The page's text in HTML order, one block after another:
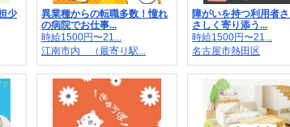
少
異業種からの転職多数！憧れ
の病院でお仕事...
時給1500円〜21...
江南市内 （最寄り駅...
障がいを持つ利用者
さしく寄り添う...
時給1500円〜21...
名古屋市熱田区